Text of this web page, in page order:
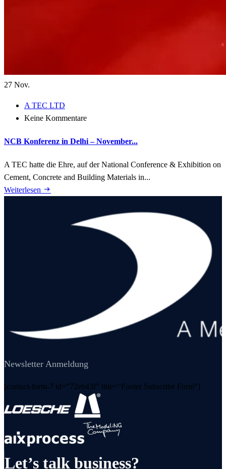
27 Nov.
A TEC LTD
Keine Kommentare
NCB Konferenz in Delhi – November...
A TEC hatte die Ehre, auf der National Conference & Exhibition on
Cement, Concrete and Building Materials in...
Weiterlesen
Newsletter Anmeldung
[contact-form-7 id="72eb43f" title="Footer Subscribe Form"]
Let’s talk business?